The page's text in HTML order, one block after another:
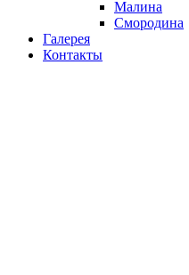
Малина
Смородина
Галерея
Контакты